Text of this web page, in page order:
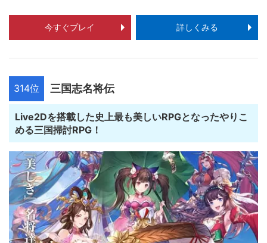
今すぐプレイ 詳しくみる
314位 三国志名将伝
Live2Dを搭載した史上最も美しいRPGとなったやりこ
める三国掃討RPG！